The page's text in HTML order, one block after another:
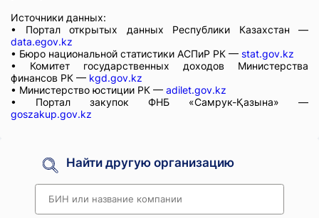
Источники данных:
• Портал открытых данных Республики Казахстан —
data.egov.kz
• Бюро национальной статистики АСПиР РК — stat.gov.kz
• Комитет государственных доходов Министерства
финансов РК — kgd.gov.kz
• Министерство юстиции РК — adilet.gov.kz
• Портал закупок ФНБ «Самрук-Қазына» —
goszakup.gov.kz
Найти другую организацию